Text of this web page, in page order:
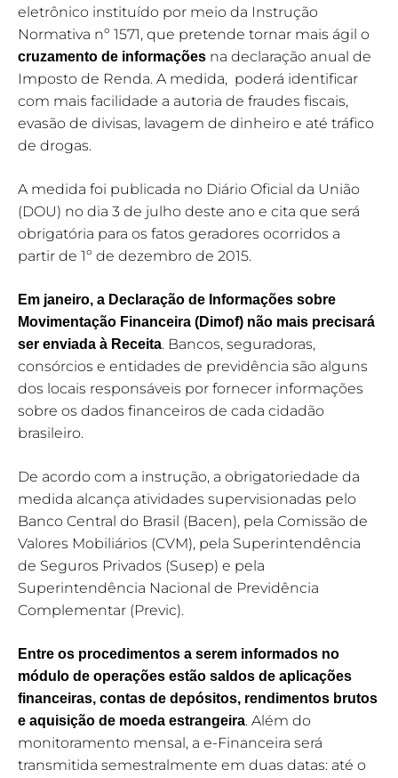
eletrônico instituído por meio da Instrução
Normativa nº 1571, que pretende tornar mais ágil o
cruzamento de informações na declaração anual de
Imposto de Renda. A medida, poderá identificar
com mais facilidade a autoria de fraudes fiscais,
evasão de divisas, lavagem de dinheiro e até tráfico
de drogas.
A medida foi publicada no Diário Oficial da União
(DOU) no dia 3 de julho deste ano e cita que será
obrigatória para os fatos geradores ocorridos a
partir de 1º de dezembro de 2015.
Em janeiro, a Declaração de Informações sobre
Movimentação Financeira (Dimof) não mais precisará
ser enviada à Receita. Bancos, seguradoras,
consórcios e entidades de previdência são alguns
dos locais responsáveis por fornecer informações
sobre os dados financeiros de cada cidadão
brasileiro.
De acordo com a instrução, a obrigatoriedade da
medida alcança atividades supervisionadas pelo
Banco Central do Brasil (Bacen), pela Comissão de
Valores Mobiliários (CVM), pela Superintendência
de Seguros Privados (Susep) e pela
Superintendência Nacional de Previdência
Complementar (Previc).
Entre os procedimentos a serem informados no
módulo de operações estão saldos de aplicações
financeiras, contas de depósitos, rendimentos brutos
e aquisição de moeda estrangeira. Além do
monitoramento mensal, a e-Financeira será
transmitida semestralmente em duas datas: até o